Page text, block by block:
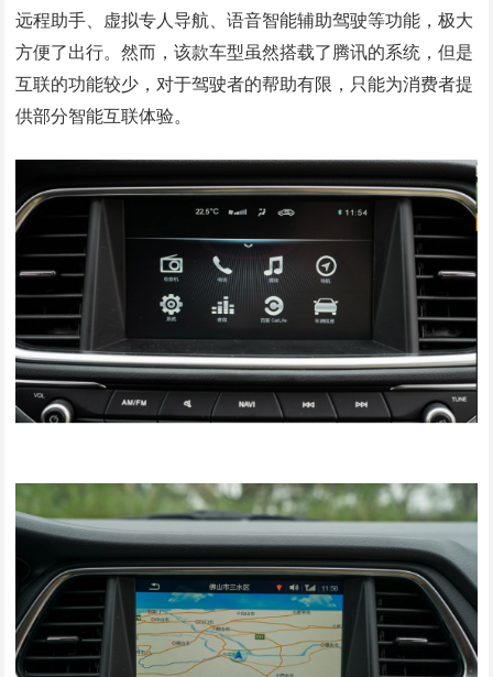
远程助手、虚拟专人导航、语音智能辅助驾驶等功能，极大
方便了出行。然而，该款车型虽然搭载了腾讯的系统，但是
互联的功能较少，对于驾驶者的帮助有限，只能为消费者提
供部分智能互联体验。